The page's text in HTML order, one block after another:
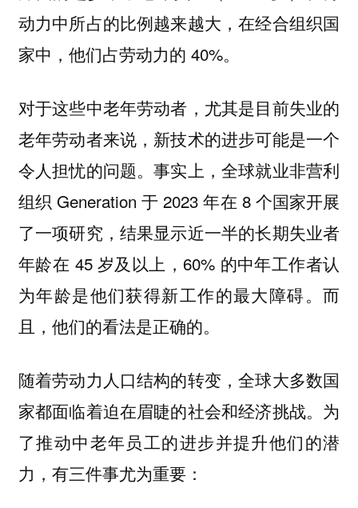
动力中所占的比例越来越大，在经合组织国
家中，他们占劳动力的 40%。
对于这些中老年劳动者，尤其是目前失业的
老年劳动者来说，新技术的进步可能是一个
令人担忧的问题。事实上，全球就业非营利
组织 Generation 于 2023 年在 8 个国家开展
了一项研究，结果显示近一半的长期失业者
年龄在 45 岁及以上，60% 的中年工作者认
为年龄是他们获得新工作的最大障碍。而
且，他们的看法是正确的。
随着劳动力人口结构的转变，全球大多数国
家都面临着迫在眉睫的社会和经济挑战。为
了推动中老年员工的进步并提升他们的潜
力，有三件事尤为重要：